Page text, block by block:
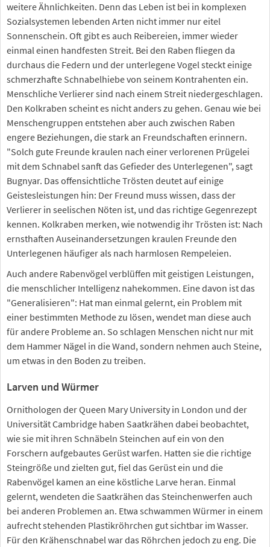
weitere Ähnlichkeiten. Denn das Leben ist bei in komplexen
Sozialsystemen lebenden Arten nicht immer nur eitel
Sonnenschein. Oft gibt es auch Reibereien, immer wieder
einmal einen handfesten Streit. Bei den Raben fliegen da
durchaus die Federn und der unterlegene Vogel steckt einige
schmerzhafte Schnabelhiebe von seinem Kontrahenten ein.
Menschliche Verlierer sind nach einem Streit niedergeschlagen.
Den Kolkraben scheint es nicht anders zu gehen. Genau wie bei
Menschengruppen entstehen aber auch zwischen Raben
engere Beziehungen, die stark an Freundschaften erinnern.
"Solch gute Freunde kraulen nach einer verlorenen Prügelei
mit dem Schnabel sanft das Gefieder des Unterlegenen", sagt
Bugnyar. Das offensichtliche Trösten deutet auf einige
Geistesleistungen hin: Der Freund muss wissen, dass der
Verlierer in seelischen Nöten ist, und das richtige Gegenrezept
kennen. Kolkraben merken, wie notwendig ihr Trösten ist: Nach
ernsthaften Auseinandersetzungen kraulen Freunde den
Unterlegenen häufiger als nach harmlosen Rempeleien.
Auch andere Rabenvögel verblüffen mit geistigen Leistungen,
die menschlicher Intelligenz nahekommen. Eine davon ist das
"Generalisieren": Hat man einmal gelernt, ein Problem mit
einer bestimmten Methode zu lösen, wendet man diese auch
für andere Probleme an. So schlagen Menschen nicht nur mit
dem Hammer Nägel in die Wand, sondern nehmen auch Steine,
um etwas in den Boden zu treiben.
Larven und Würmer
Ornithologen der Queen Mary University in London und der
Universität Cambridge haben Saatkrähen dabei beobachtet,
wie sie mit ihren Schnäbeln Steinchen auf ein von den
Forschern aufgebautes Gerüst warfen. Hatten sie die richtige
Steingröße und zielten gut, fiel das Gerüst ein und die
Rabenvögel kamen an eine köstliche Larve heran. Einmal
gelernt, wendeten die Saatkrähen das Steinchenwerfen auch
bei anderen Problemen an. Etwa schwammen Würmer in einem
aufrecht stehenden Plastikröhrchen gut sichtbar im Wasser.
Für den Krähenschnabel war das Röhrchen jedoch zu eng. Die